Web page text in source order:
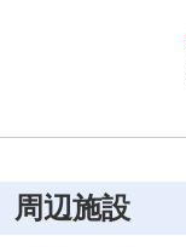
周辺施設